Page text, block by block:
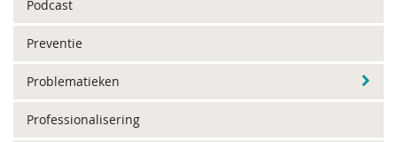
Podcast
Preventie
Problematieken
Professionalisering